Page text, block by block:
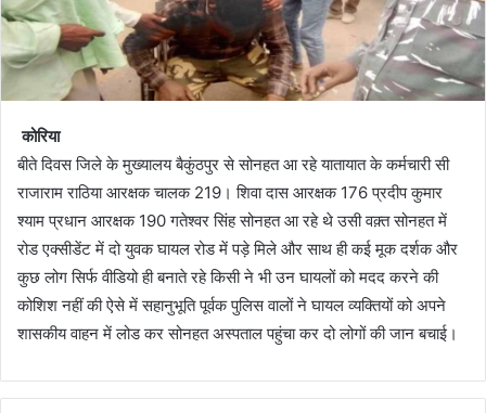
कोरिया
बीते दिवस जिले के मुख्यालय बैकुंठपुर से सोनहत आ रहे यातायात के कर्मचारी सी
राजाराम राठिया आरक्षक चालक 219। शिवा दास आरक्षक 176 प्रदीप कुमार
श्याम प्रधान आरक्षक 190 गतेश्वर सिंह सोनहत आ रहे थे उसी वक़्त सोनहत में
रोड एक्सीडेंट में दो युवक घायल रोड में पड़े मिले और साथ ही कई मूक दर्शक और
कुछ लोग सिर्फ वीडियो ही बनाते रहे किसी ने भी उन घायलों को मदद करने की
कोशिश नहीं की ऐसे में सहानुभूति पूर्वक पुलिस वालों ने घायल व्यक्तियों को अपने
शासकीय वाहन में लोड कर सोनहत अस्पताल पहुंचा कर दो लोगों की जान बचाई।